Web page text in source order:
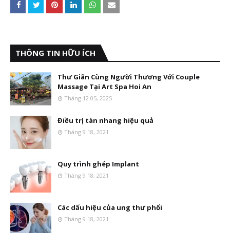
THÔNG TIN HỮU ÍCH
Thư Giãn Cùng Người Thương Với Couple
Massage Tại Art Spa Hoi An
Tháng 12 05, 2025
Điều trị tàn nhang hiệu quả
Tháng 9 18, 2021
Quy trình ghép Implant
Tháng 9 18, 2021
Các dấu hiệu của ung thư phổi
Tháng 9 18, 2021